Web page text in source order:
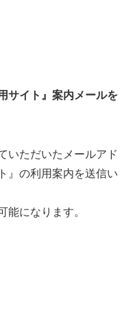
サイト』案内メールを
いただいたメールアド
』の利用案内を送信い
能になります。